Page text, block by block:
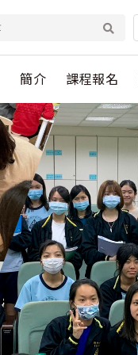
簡介 課程報名